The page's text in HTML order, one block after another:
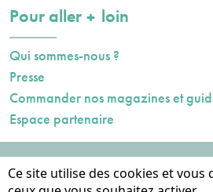
Pour aller plusloin
Qui sommes-nous ?
Presse
Commander nos magazines et
Espace partenaire
Données
Ce site utilise des cookies et